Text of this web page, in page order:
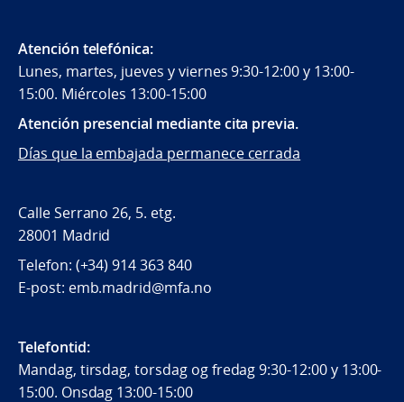
Atención telefónica:
Lunes, martes, jueves y viernes 9:30-12:00 y 13:00-
15:00. Miércoles 13:00-15:00
Atención presencial mediante cita previa.
Días que la embajada permanece cerrada
Calle Serrano 26, 5. etg.
28001 Madrid
Telefon: (+34) 914 363 840
E-post: emb.madrid@mfa.no
Telefontid:
Mandag, tirsdag, torsdag og fredag 9:30-12:00 y 13:00-
15:00. Onsdag 13:00-15:00